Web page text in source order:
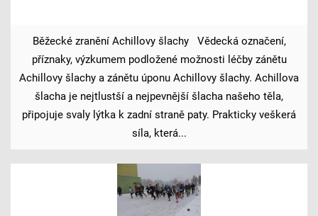
Běžecké zranění Achillovy šlachy Vědecká označení,
příznaky, výzkumem podložené možnosti léčby zánětu
Achillovy šlachy a zánětu úponu Achillovy šlachy. Achillova
šlacha je nejtlustší a nejpevnější šlacha našeho těla,
připojuje svaly lýtka k zadní straně paty. Prakticky veškerá
síla, která...